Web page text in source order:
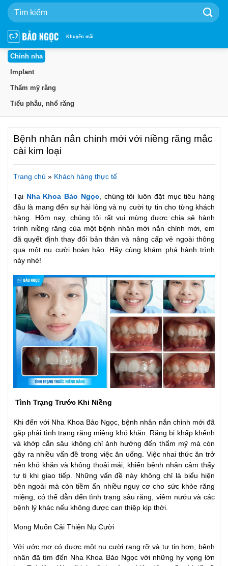
qua
dung
Khuyến mãi
Chỉnh nha
Implant
Thẩm mỹ răng
Tiểu phẫu, nhổ răng
Bệnh nhân nắn chỉnh mới với niềng răng mắc
cài kim loại
Trang chủ » Khách hàng thực tế
Tại Nha Khoa Bảo Ngọc, chúng tôi luôn đặt mục tiêu hàng
đầu là mang đến sự hài lòng và nụ cười tự tin cho từng khách
hàng. Hôm nay, chúng tôi rất vui mừng được chia sẻ hành
trình niềng răng của một bệnh nhân mới nắn chỉnh mới, em
đã quyết định thay đổi bản thân và nâng cấp vẻ ngoài thông
qua một nụ cười hoàn hảo. Hãy cùng khám phá hành trình
này nhé!
Tình Trạng Trước Khi Niềng
Khi đến với Nha Khoa Bảo Ngọc, bệnh nhân nắn chỉnh mới đã
gặp phải tình trạng răng miệng khó khăn. Răng bị khấp khểnh
và khớp cắn sâu không chỉ ảnh hưởng đến thẩm mỹ mà còn
gây ra nhiều vấn đề trong việc ăn uống. Việc nhai thức ăn trở
nên khó khăn và không thoải mái, khiến bệnh nhân cảm thấy
tự ti khi giao tiếp. Những vấn đề này không chỉ là biểu hiện
bên ngoài mà còn tiềm ẩn nhiều nguy cơ cho sức khỏe răng
miệng, có thể dẫn đến tình trạng sâu răng, viêm nướu và các
bệnh lý khác nếu không được can thiệp kịp thời.
Mong Muốn Cải Thiện Nụ Cười
Với ước mơ có được một nụ cười rạng rỡ và tự tin hơn, bệnh
nhân đã tìm đến Nha Khoa Bảo Ngọc với những hy vọng lớn